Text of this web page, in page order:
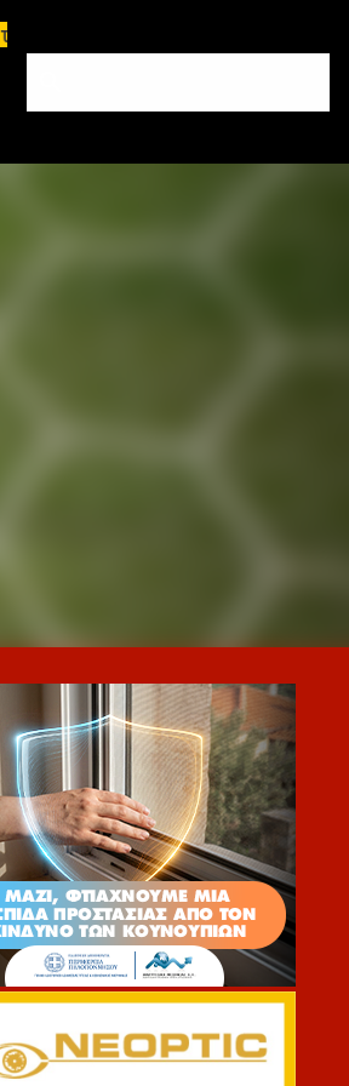
τ.μ, με υπόγειο